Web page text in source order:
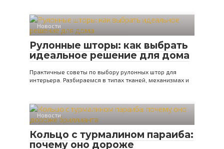
Новости
Рулонные шторы: как выбрать
идеальное решение для дома
Практичные советы по выбору рулонных штор для
интерьера. Разбираемся в типах тканей, механизмах и
Новости
Кольцо с турмалином параиба:
почему оно дороже